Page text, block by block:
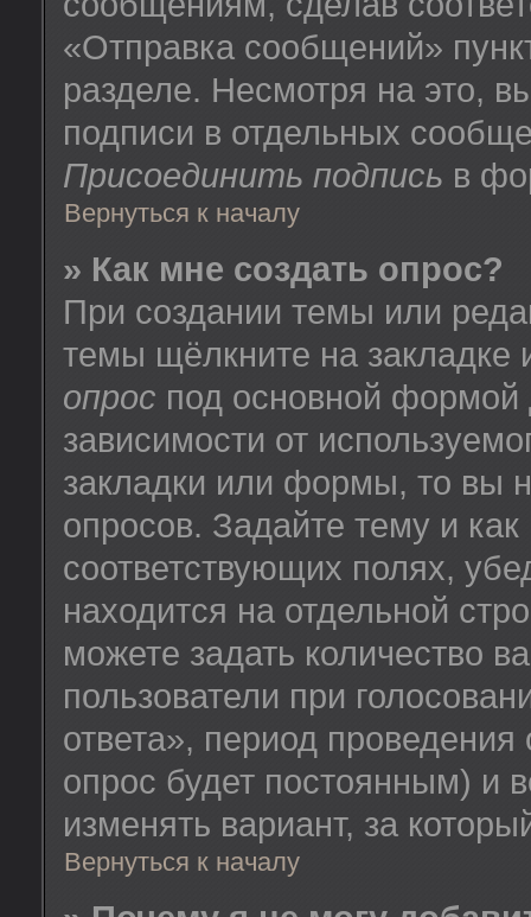
«Отправка сообщений»
разделе. Несмотря на это,
подписи в отдельных
Присоединить подпись в
Вернуться к началу
» Как мне создать опрос?
При создании темы или
темы щёлкните на
опрос под основной
зависимости от
закладки или формы, то вы
опросов. Задайте тему и
соответствующих полях,
находится на отдельной
можете задать количество
пользователи при
ответа», период проведения
опрос будет постоянным) и
изменять вариант, за
Вернуться к началу